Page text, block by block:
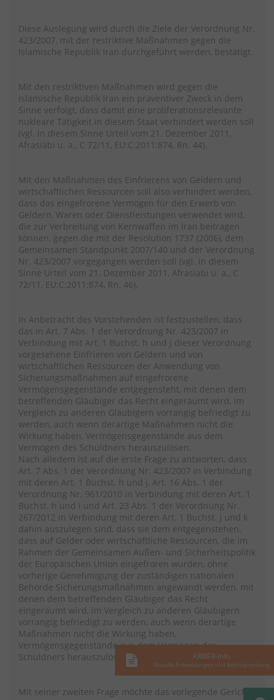
Diese Auslegung wird durch die Ziele der Verordnung Nr.
423/2007, mit der restriktive Maßnahmen gegen die
Islamische Republik Iran durchgeführt werden, bestätigt.
Mit den restriktiven Maßnahmen wird gegen die
Islamische Republik Iran ein präventiver Zweck in dem
Sinne verfolgt, dass damit eine proliferationsrelevante
nukleare Tätigkeit in diesem Staat verhindert werden soll
(vgl. in diesem Sinne Urteil vom 21. Dezember 2011,
Afrasiabi u. a., C 72/11, EU:C:2011:874, Rn. 44).
Mit den Maßnahmen des Einfrierens von Geldern und
wirtschaftlichen Ressourcen soll also verhindert werden,
dass das eingefrorene Vermögen für den Erwerb von
Geldern, Waren oder Dienstleistungen verwendet wird,
die zur Verbreitung von Kernwaffen im Iran beitragen
können, gegen die mit der Resolution 1737 (2006), dem
Gemeinsamen Standpunkt 2007/140 und der Verordnung
Nr. 423/2007 vorgegangen werden soll (vgl. in diesem
Sinne Urteil vom 21. Dezember 2011, Afrasiabi u. a., C
72/11, EU:C:2011:874, Rn. 46).
In Anbetracht des Vorstehenden ist festzustellen, dass
das in Art. 7 Abs. 1 der Verordnung Nr. 423/2007 in
Verbindung mit Art. 1 Buchst. h und j dieser Verordnung
vorgesehene Einfrieren von Geldern und von
wirtschaftlichen Ressourcen der Anwendung von
Sicherungsmaßnahmen auf eingefrorene
Vermögensgegenstände entgegensteht, mit denen dem
betreffenden Gläubiger das Recht eingeräumt wird, im
Vergleich zu anderen Gläubigern vorrangig befriedigt zu
werden, auch wenn derartige Maßnahmen nicht die
Wirkung haben, Vermögensgegenstände aus dem
Vermögen des Schuldners herauszulösen.
Nach alledem ist auf die erste Frage zu antworten, dass
Art. 7 Abs. 1 der Verordnung Nr. 423/2007 in Verbindung
mit deren Art. 1 Buchst. h und j, Art. 16 Abs. 1 der
Verordnung Nr. 961/2010 in Verbindung mit deren Art. 1
Buchst. h und i und Art. 23 Abs. 1 der Verordnung Nr.
267/2012 in Verbindung mit deren Art. 1 Buchst. j und k
dahin auszulegen sind, dass sie dem entgegenstehen,
dass auf Gelder oder wirtschaftliche Ressourcen, die im
Rahmen der Gemeinsamen Außen- und Sicherheitspolitik
der Europäischen Union eingefroren wurden, ohne
vorherige Genehmigung der zuständigen nationalen
Behörde Sicherungsmaßnahmen angewandt werden, mit
denen dem betreffenden Gläubiger das Recht
eingeräumt wird, im Vergleich zu anderen Gläubigern
vorrangig befriedigt zu werden, auch wenn derartige
Maßnahmen nicht die Wirkung haben,
Vermögensgegenstände aus dem Vermögen des
Schuldners herauszulösen.
Mit seiner zweiten Frage möchte das vorlegende Gericht
ARBER-Info
Aktuelle Entwicklungen und Rechtsprechung